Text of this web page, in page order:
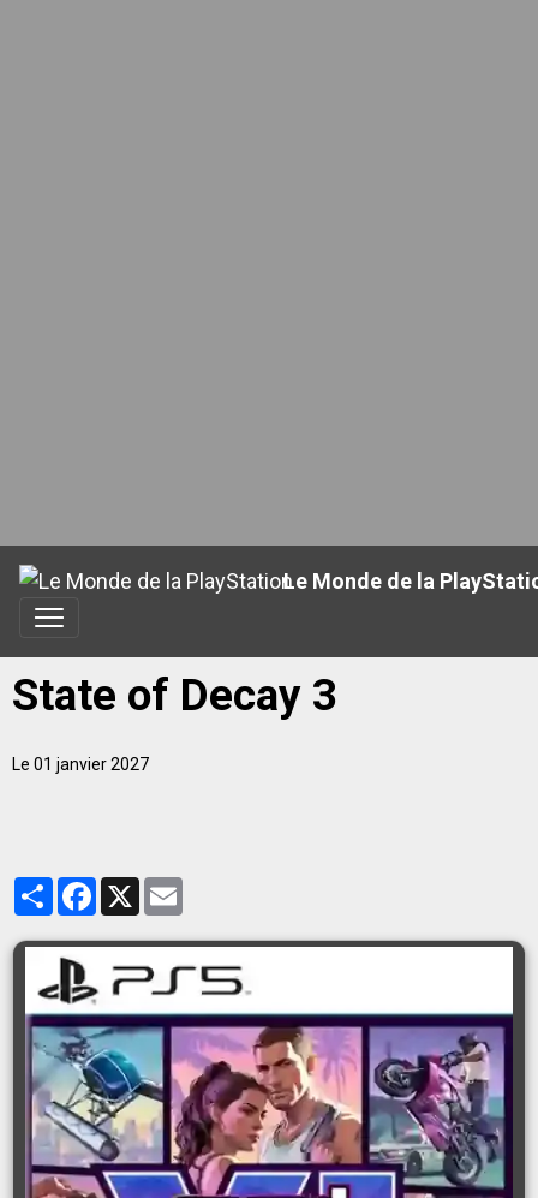
Le Monde de la
State of Decay 3
Le 01 janvier 2027
PartagerFacebook
X